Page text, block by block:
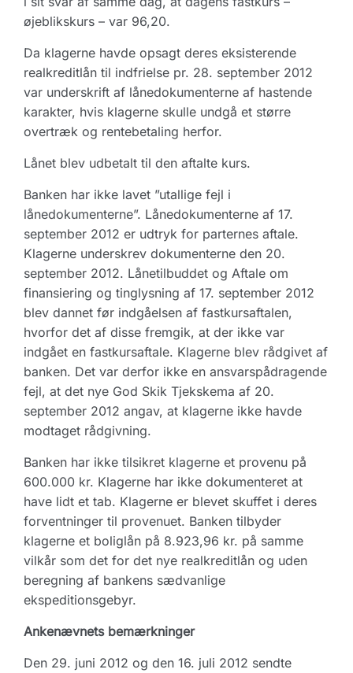
øjeblikskurs – var 96,20.
Da klagerne havde opsagt deres eksisterende
realkreditlån til indfrielse pr. 28. september 2012
var underskrift af lånedokumenterne af hastende
karakter, hvis klagerne skulle undgå et større
overtræk og rentebetaling herfor.
Lånet blev udbetalt til den aftalte kurs.
Banken har ikke lavet ”utallige fejl i
lånedokumenterne”. Lånedokumenterne af 17.
september 2012 er udtryk for parternes aftale.
Klagerne underskrev dokumenterne den 20.
september 2012. Lånetilbuddet og Aftale om
finansiering og tinglysning af 17. september 2012
blev dannet før indgåelsen af fastkursaftalen,
hvorfor det af disse fremgik, at der ikke var
indgået en fastkursaftale. Klagerne blev rådgivet af
banken. Det var derfor ikke en ansvarspådragende
fejl, at det nye God Skik Tjekskema af 20.
september 2012 angav, at klagerne ikke havde
modtaget rådgivning.
Banken har ikke tilsikret klagerne et provenu på
600.000 kr. Klagerne har ikke dokumenteret at
have lidt et tab. Klagerne er blevet skuffet i deres
forventninger til provenuet. Banken tilbyder
klagerne et boliglån på 8.923,96 kr. på samme
vilkår som det for det nye realkreditlån og uden
beregning af bankens sædvanlige
ekspeditionsgebyr.
Ankenævnets bemærkninger
Den 29. juni 2012 og den 16. juli 2012 sendte